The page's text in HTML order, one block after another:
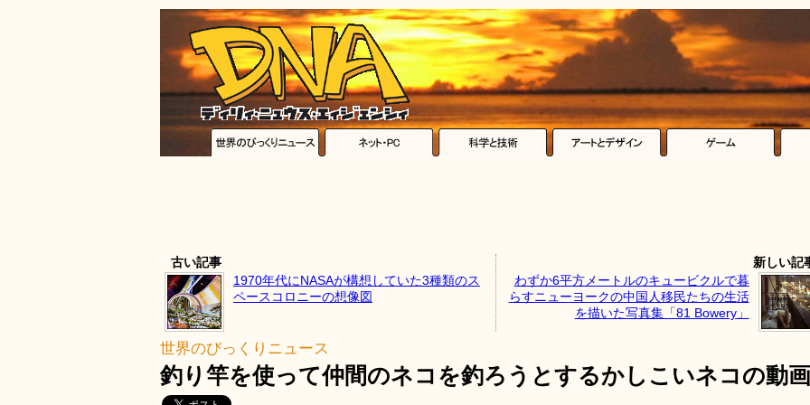
古い記事
1970年代にNASAが構想していた3種類のス
ペースコロニーの想像図
新しい記
わずか6平方メートルのキュービクルで暮
らすニューヨークの中国人移民たちの生活
を描いた写真集「81 Bowery」
世界のびっくりニュース
釣り竿を使って仲間のネコを釣ろうとするかしこいネコの動画